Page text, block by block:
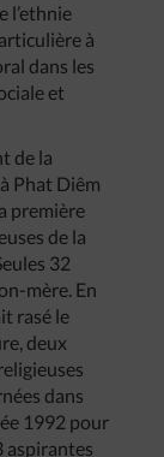
l’ethnie
à
dans les
et
de la
Phat Diêm
première
de la
32
mère. En
rasé le
deux
dans
1992 pour
aspirantes